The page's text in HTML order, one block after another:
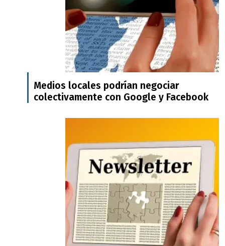
Medios locales podrían negociar
colectivamente con Google y Facebook